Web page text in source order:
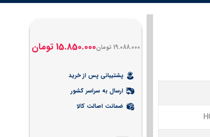
19.088.000 تومان15.850.000تومان
پشتیبانی پس از خرید
ارسال به سراسر کشور
ضمانت اصالت کالا